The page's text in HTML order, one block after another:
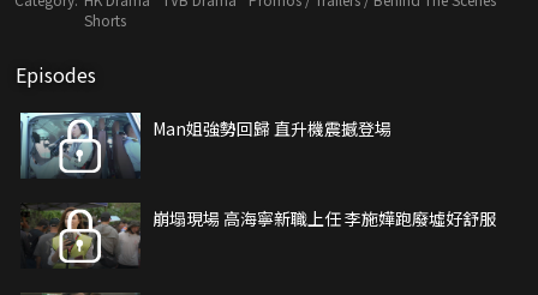
Shorts
Episodes
Man姐強勢回歸 直升機震撼登場
崩塌現場 高海寧新職上任 李施嬅跑廢墟好舒服